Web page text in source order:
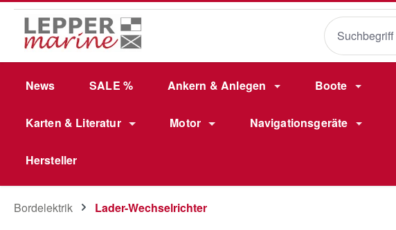
Hauptinhalt springen
Zur Suche springen
Zur Hauptnavigation springen
News SALE % Ankern & Anlegen Boote
Karten & Literatur Motor Navigationsgeräte
Hersteller
Bordelektrik Lader-Wechselrichter